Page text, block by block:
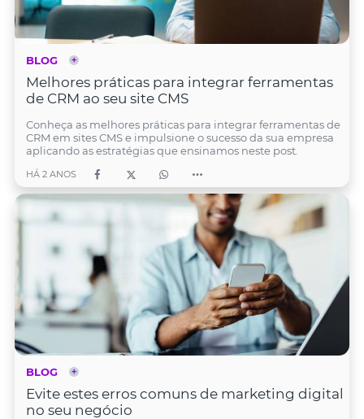
BLOG
Melhores práticas para integrar ferramentas
de CRM ao seu site CMS
Conheça as melhores práticas para integrar ferramentas de
CRM em sites CMS e impulsione o sucesso da sua empresa
aplicando as estratégias que ensinamos neste post.
HÁ 2 ANOS
BLOG
Evite estes erros comuns de marketing digital
no seu negócio